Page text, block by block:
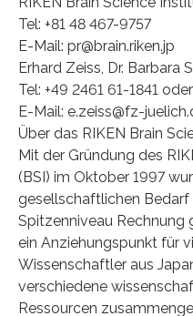
Tel: +81 48 467-9757
E-Mail: pr@brain.riken.jp
Erhard Zeiss, Dr. Barbara
Tel: +49 2461 61-1841
E-Mail: e.zeiss@fz-
Über das RIKEN Brain
Mit der Gründung des
(BSI) im Oktober 1997
gesellschaftlichen
Spitzenniveau Rechnung
ein Anziehungspunkt für
Wissenschaftler aus
verschiedene
Ressourcen